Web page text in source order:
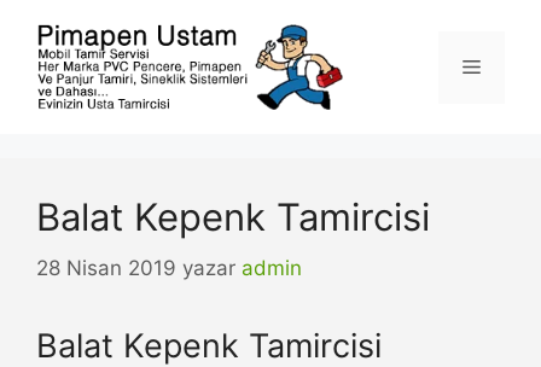
Menü
Balat Kepenk Tamircisi
28 Nisan 2019 yazar admin
Balat Kepenk Tamircisi